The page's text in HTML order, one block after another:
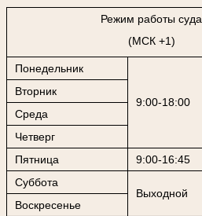
Режим работы суда
(МСК +1)
Понедельник
9:00-18:00
Вторник
Среда
Четверг
Пятница
9:00-16:45
Суббота
Выходной
Воскресенье